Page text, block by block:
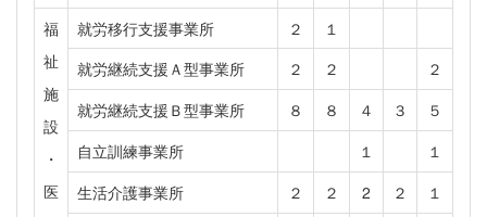
福
祉
施
設
・
医
就労移行支援事業所 ２
１
就労継続支援Ａ型事業所
２ ２
２
就労継続支援Ｂ型事業所
８ ８ ４ ３
５
自立訓練事業所
１
１
生活介護事業所
２ ２ 2 ２
１